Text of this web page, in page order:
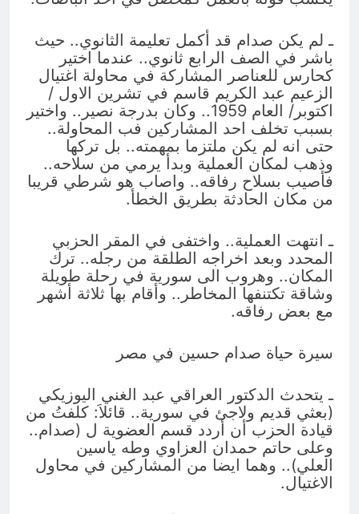
ـ لم يكن صدام قد أكمل تعليمة الثانوي.. حيث
باشر في الصف الرابع ثانوي.. عندما اختير
كحارس للعناصر المشاركة في محاولة اغتيال
الزعيم عبد الكريم قاسم في تشرين الاول /
اكتوبر/ العام 1959.. وكان بدرجة نصير.. واختير
بسبب تخلف احد المشاركين فب المحاولة..
حتى انه لم يكن ملتزما بمهمته.. بل تركها
وذهب لمكان العملية وبدأ يرمي من سلاحه..
فأصيب بسلاح رفاقه.. واصاب هو شرطي قريبا
من مكان الحادثة بطريق الخطأ.
ـ انتهت العملية.. واختفى في المقر الحزبي
المحدد وبعد اخراجه الطلقة من رجله.. ترك
المكان.. وهروب الى سورية في رحلة طويلة
وشاقة تكتنفها المخاطر.. وأقام بها ثلاثة أشهر
مع بعض رفاقه.
سيرة حياة صدام حسين في مصر
ـ يتحدث الدكتور العراقي عبد الغني اليوزيكي
(بعثي قديم ولاجئ في سورية.. قائلاَ: كلفتُ من
قيادة الحزب أن أردد قسم العضوية ل (صدام..
وعلى حاتم حمدان العزاوي وطه ياسين
العلي).. وهما ايضا من المشاركين في محاول
الاغتيال.